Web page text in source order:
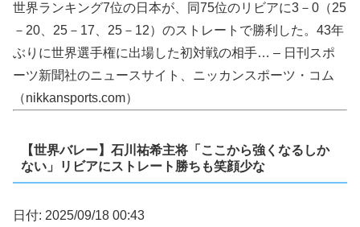
世界ランキング7位の日本が、同75位のリビアに3－0（25
－20、25－17、25－12）のストレートで勝利した。43年
ぶりに世界選手権に出場した初対戦の相手… – 日刊スポ
ーツ新聞社のニュースサイト、ニッカンスポーツ・コム
（nikkansports.com）
【世界バレー】石川祐希主将「ここから強くなるしか
ない」リビアにストレート勝ちも笑顔少な
日付: 2025/09/18 00:43